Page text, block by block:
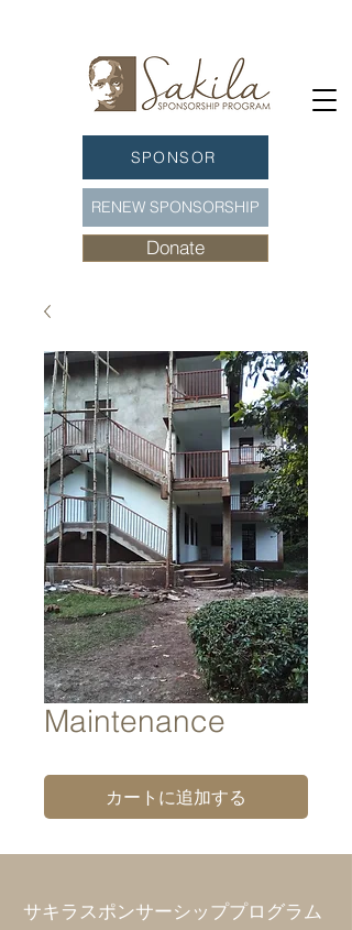
Donate
RENEW SPONSORSHIP
SPONSOR
Maintenance
カートに追加する
サキラスポンサーシッププログラム